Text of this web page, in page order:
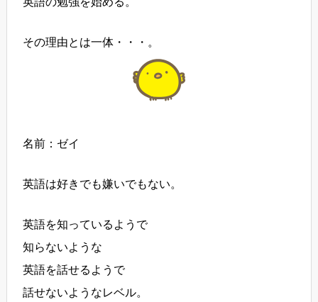
その理由とは一体・・・。
名前：ゼイ
英語は好きでも嫌いでもない。
英語を知っているようで
知らないような
英語を話せるようで
話せないようなレベル。